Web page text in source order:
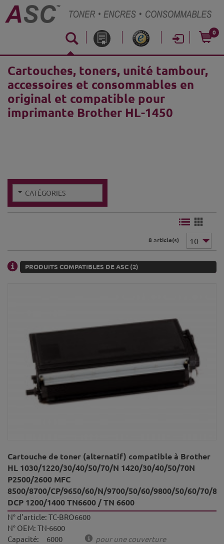
0
Cartouches, toners, unité tambour,
accessoires et consommables en
original et compatible pour
imprimante Brother HL-1450
CATÉGORIES
8 article(s)
PRODUITS COMPATIBLES DE ASC (2)
Cartouche de toner (alternatif) compatible à Brother
HL 1030/1220/30/40/50/70/N 1420/30/40/50/70N
P2500/2600 MFC
8500/8700/CP/9650/60/N/9700/50/60/9800/50/60/70/
DCP 1200/1400 TN6600 / TN 6600
N° d'article: TC-BRO6600
N° OEM: TN-6600
Capacité:
6000
pour une couverture